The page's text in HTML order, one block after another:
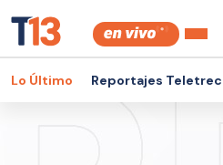
Lo Último Reportajes